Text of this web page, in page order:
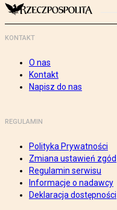
KONTAKT
O nas
Kontakt
Napisz do nas
REGULAMIN
Polityka Prywatności
Zmiana ustawień zgód
Regulamin serwisu
Informacje o nadawcy
Deklaracja dostępności